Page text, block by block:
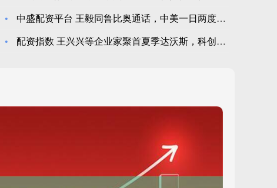
中盛配资平台 王毅同鲁比奥通话，中美一日两度磋商，美方释放合
配资指数 王兴兴等企业家聚首夏季达沃斯，科创如何重燃全球经济